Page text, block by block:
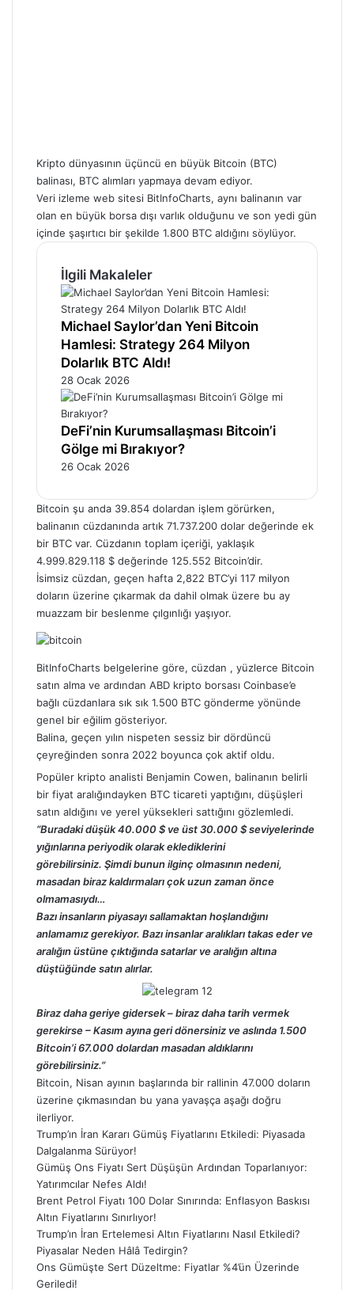
Kripto dünyasının üçüncü en büyük Bitcoin (BTC)
balinası, BTC alımları yapmaya devam ediyor.
Veri izleme web sitesi BitInfoCharts, aynı balinanın var
olan en büyük borsa dışı varlık olduğunu ve son yedi gün
içinde şaşırtıcı bir şekilde 1.800 BTC aldığını söylüyor.
İlgili Makaleler
Michael Saylor’dan Yeni Bitcoin
Hamlesi: Strategy 264 Milyon
Dolarlık BTC Aldı!
28 Ocak 2026
DeFi’nin Kurumsallaşması Bitcoin’i
Gölge mi Bırakıyor?
26 Ocak 2026
Bitcoin şu anda 39.854 dolardan işlem görürken,
balinanın cüzdanında artık 71.737.200 dolar değerinde ek
bir BTC var. Cüzdanın toplam içeriği, yaklaşık
4.999.829.118 $ değerinde 125.552 Bitcoin’dir.
İsimsiz cüzdan, geçen hafta 2,822 BTC’yi 117 milyon
doların üzerine çıkarmak da dahil olmak üzere bu ay
muazzam bir beslenme çılgınlığı yaşıyor.
BitInfoCharts belgelerine göre, cüzdan , yüzlerce Bitcoin
satın alma ve ardından ABD kripto borsası Coinbase’e
bağlı cüzdanlara sık sık 1.500 BTC gönderme yönünde
genel bir eğilim gösteriyor.
Balina, geçen yılın nispeten sessiz bir dördüncü
çeyreğinden sonra 2022 boyunca çok aktif oldu.
Popüler kripto analisti Benjamin Cowen, balinanın belirli
bir fiyat aralığındayken BTC ticareti yaptığını, düşüşleri
satın aldığını ve yerel yüksekleri sattığını gözlemledi.
“Buradaki düşük 40.000 $ ve üst 30.000 $ seviyelerinde
yığınlarına periyodik olarak eklediklerini
görebilirsiniz. Şimdi bunun ilginç olmasının nedeni,
masadan biraz kaldırmaları çok uzun zaman önce
olmamasıydı…
Bazı insanların piyasayı sallamaktan hoşlandığını
anlamamız gerekiyor. Bazı insanlar aralıkları takas eder ve
aralığın üstüne çıktığında satarlar ve aralığın altına
düştüğünde satın alırlar.
Biraz daha geriye gidersek – biraz daha tarih vermek
gerekirse – Kasım ayına geri dönersiniz ve aslında 1.500
Bitcoin’i 67.000 dolardan masadan aldıklarını
görebilirsiniz.”
Bitcoin, Nisan ayının başlarında bir rallinin 47.000 doların
üzerine çıkmasından bu yana yavaşça aşağı doğru
ilerliyor.
Trump’ın İran Kararı Gümüş Fiyatlarını Etkiledi: Piyasada
Dalgalanma Sürüyor!
Gümüş Ons Fiyatı Sert Düşüşün Ardından Toparlanıyor:
Yatırımcılar Nefes Aldı!
Brent Petrol Fiyatı 100 Dolar Sınırında: Enflasyon Baskısı
Altın Fiyatlarını Sınırlıyor!
Trump’ın İran Ertelemesi Altın Fiyatlarını Nasıl Etkiledi?
Piyasalar Neden Hâlâ Tedirgin?
Ons Gümüşte Sert Düzeltme: Fiyatlar %4’ün Üzerinde
Geriledi!